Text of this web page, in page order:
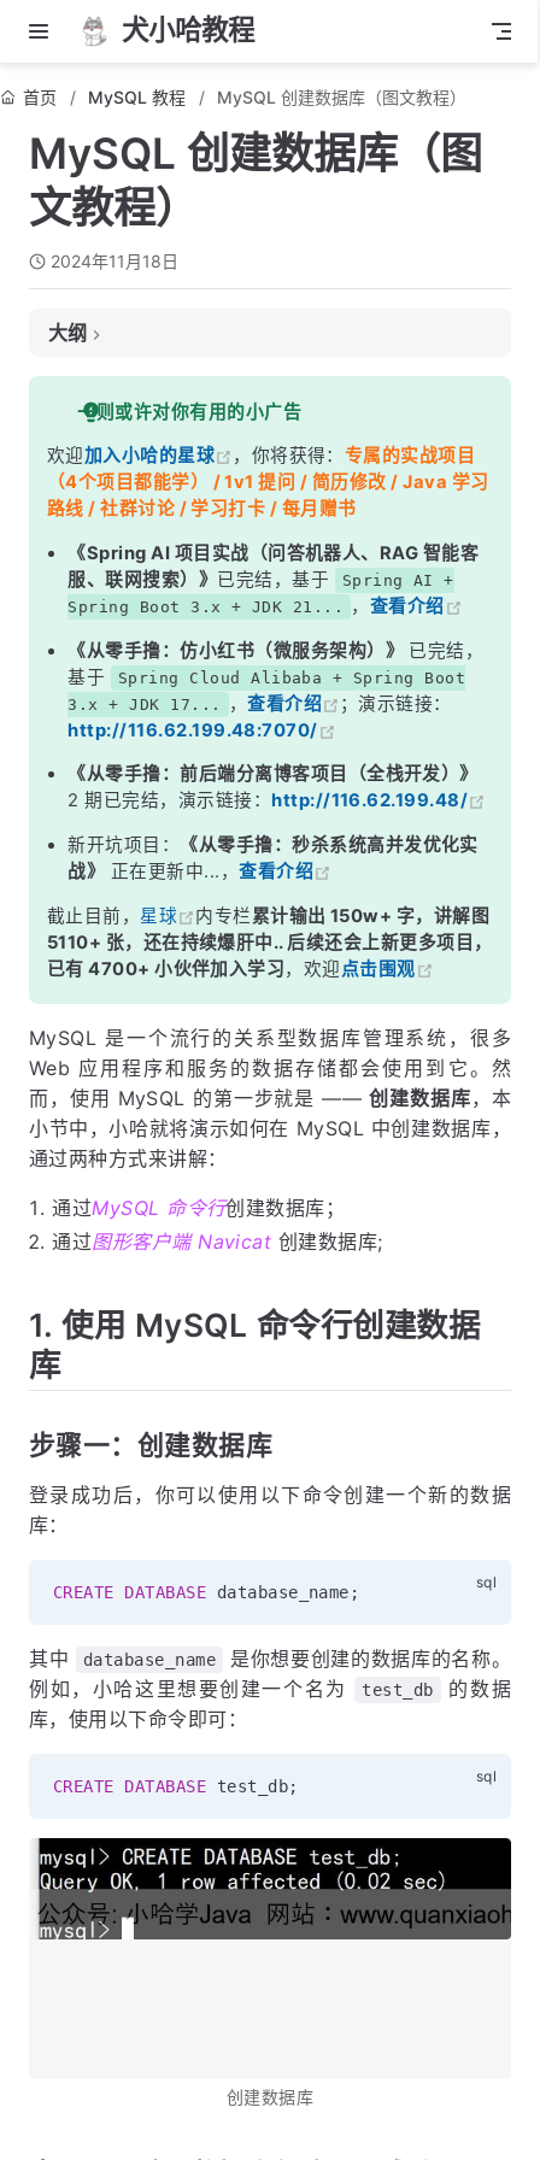
犬小哈教程
首页 MySQL 教程 MySQL 创建数据库（图文教程）
MySQL 创建数据库（图
文教程）
2024年11月18日
大纲
1. 使用 MySQL 命令行创建数据库
步骤一：创建数据库
步骤二：验证数据库创建是否成功
2. 使用 Navicat 创建数据库
步骤一：创建数据库
步骤二：验证数据库是否创建成功
一则或许对你有用的小广告
欢迎加入小哈的星球 ，你将获得： 专属的实战项目
（4个项目都能学） / 1v1 提问 / 简历修改 / Java 学习
路线 / 社群讨论 / 学习打卡 / 每月赠书
《Spring AI 项目实战（问答机器人、RAG 智能客
服、联网搜索）》 已完结，基于
Spring AI +
Spring Boot 3.x + JDK 21...
， 查看介绍
《从零手撸：仿小红书（微服务架构）》
已完结，
基于
Spring Cloud Alibaba + Spring Boot
3.x + JDK 17...
，查看介绍
；演示链接：
http://116.62.199.48:7070/
《从零手撸：前后端分离博客项目（全栈开发）》
2 期已完结，演示链接： http://116.62.199.48/
新开坑项目：
《从零手撸：秒杀系统高并发优化实
战》
正在更新中...，查看介绍
截止目前， 星球 内专栏累计输出 150w+ 字，讲解图
5110+ 张，还在持续爆肝中.. 后续还会上新更多项目，
已有 4700+ 小伙伴加入学习，欢迎点击围观
MySQL 是一个流行的关系型数据库管理系统，很多
Web 应用程序和服务的数据存储都会使用到它。然
而，使用 MySQL 的第一步就是 ——创建数据库，本
小节中，小哈就将演示如何在 MySQL 中创建数据库，
通过两种方式来讲解：
通过MySQL 命令行创建数据库；
通过图形客户端 Navicat 创建数据库;
1. 使用 MySQL 命令行创建数据
库
步骤一：创建数据库
登录成功后，你可以使用以下命令创建一个新的数据
库：
CREATE DATABASE database_name ;
其中 database_name
是你想要创建的数据库的名称。
例如，小哈这里想要创建一个名为
test_db
的数据
库，使用以下命令即可：
CREATE DATABASE test_db;
创建数据库